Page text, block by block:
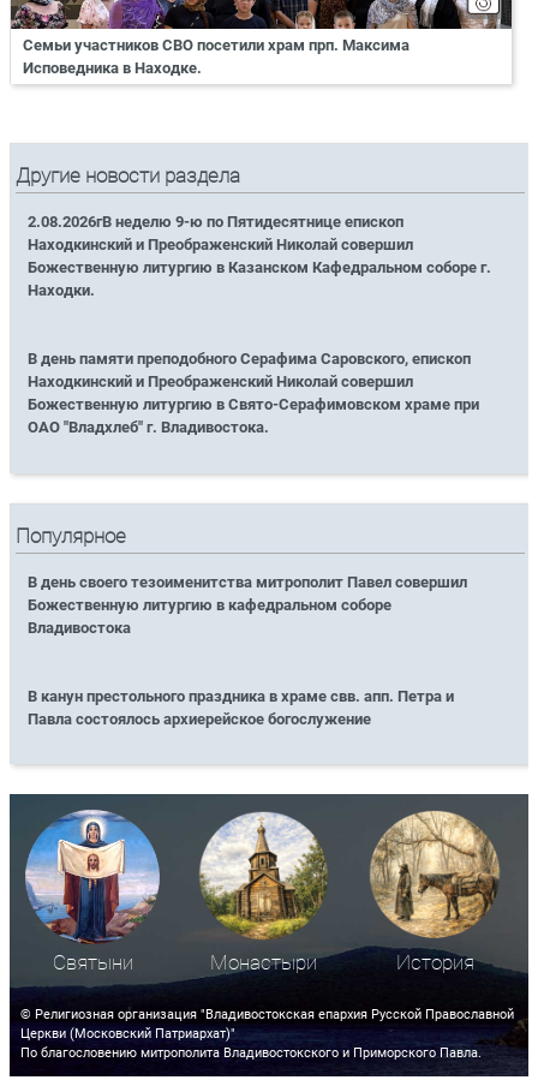
Семьи участников СВО посетили храм прп. Максима
Исповедника в Находке.
Другие новости раздела
2.08.2026гВ неделю 9-ю по Пятидесятнице епископ
Находкинский и Преображенский Николай совершил
Божественную литургию в Казанском Кафедральном соборе г.
Находки.
В день памяти преподобного Серафима Саровского, епископ
Находкинский и Преображенский Николай совершил
Божественную литургию в Свято-Серафимовском храме при
ОАО "Владхлеб" г. Владивостока.
Популярное
В день своего тезоименитства митрополит Павел совершил
Божественную литургию в кафедральном соборе
Владивостока
В канун престольного праздника в храме свв. апп. Петра и
Павла состоялось архиерейское богослужение
Святыни Монастыри История
© Религиозная организация "Владивостокская епархия Русской Православной
Церкви (Московский Патриархат)"
По благословению митрополита Владивостокского и Приморского Павла.